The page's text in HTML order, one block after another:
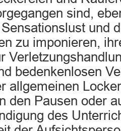
sind,
und
zu imponieren,
bedenkenlosen
allgemeinen
den Pausen oder
des